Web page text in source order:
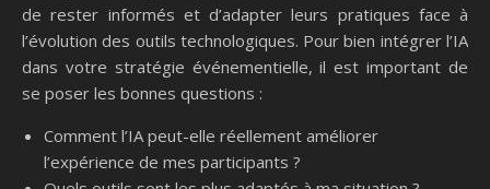
de rester informés et d’adapter leurs pratiques face à
l’évolution des outils technologiques. Pour bien intégrer l’IA
dans votre stratégie événementielle, il est important de
se poser les bonnes questions :
Comment l’IA peut-elle réellement améliorer
l’expérience de mes participants ?